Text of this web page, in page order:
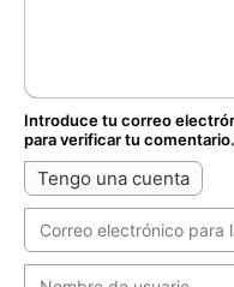
Introduce tu correo
para verificar tu comentario.
Tengo una cuenta